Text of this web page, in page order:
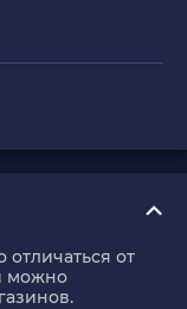
от
можно